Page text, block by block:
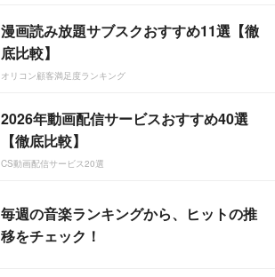
漫画読み放題サブスクおすすめ11選【徹
底比較】
オリコン顧客満足度ランキング
2026年動画配信サービスおすすめ40選
【徹底比較】
CS動画配信サービス20選
毎週の音楽ランキングから、ヒットの推
移をチェック！